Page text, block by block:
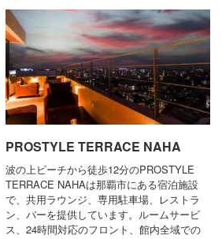
PROSTYLE TERRACE NAHA
波の上ビーチから徒歩12分のPROSTYLE
TERRACE NAHAは那覇市にある宿泊施設
で、共用ラウンジ、専用駐車場、レストラ
ン、バーを提供しています。ルームサービ
ス、24時間対応のフロント、館内全域での